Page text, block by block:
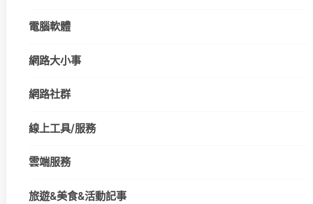
電腦軟體
網路大小事
網路社群
線上工具/服務
雲端服務
旅遊&美食&活動記事